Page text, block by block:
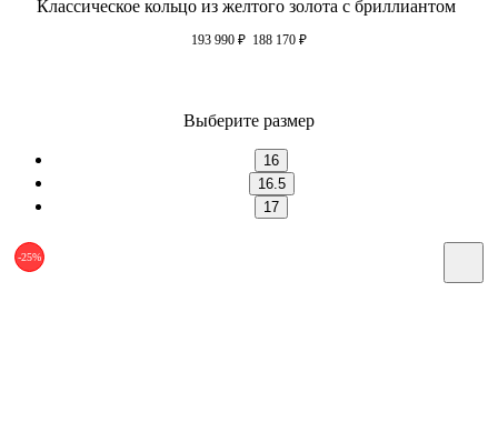
Классическое кольцо из желтого золота с бриллиантом
193 990 ₽ 188 170 ₽
Выберите размер
16
16.5
17
-25%